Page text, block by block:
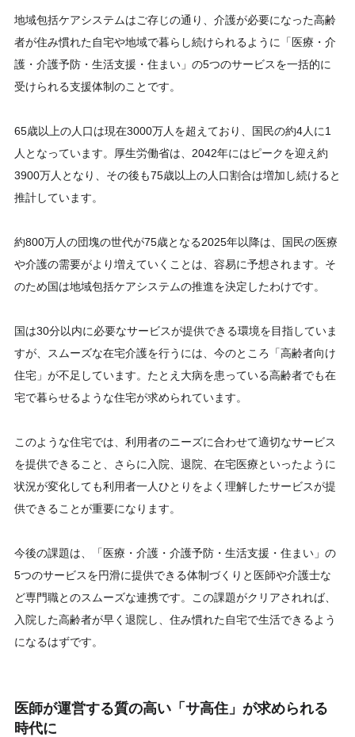
地域包括ケアシステムはご存じの通り、介護が必要になった高齢
者が住み慣れた自宅や地域で暮らし続けられるように「医療・介
護・介護予防・生活支援・住まい」の5つのサービスを一括的に
受けられる支援体制のことです。
65歳以上の人口は現在3000万人を超えており、国民の約4人に1
人となっています。厚生労働省は、2042年にはピークを迎え約
3900万人となり、その後も75歳以上の人口割合は増加し続けると
推計しています。
約800万人の団塊の世代が75歳となる2025年以降は、国民の医療
や介護の需要がより増えていくことは、容易に予想されます。そ
のため国は地域包括ケアシステムの推進を決定したわけです。
国は30分以内に必要なサービスが提供できる環境を目指していま
すが、スムーズな在宅介護を行うには、今のところ「高齢者向け
住宅」が不足しています。たとえ大病を患っている高齢者でも在
宅で暮らせるような住宅が求められています。
このような住宅では、利用者のニーズに合わせて適切なサービス
を提供できること、さらに入院、退院、在宅医療といったように
状況が変化しても利用者一人ひとりをよく理解したサービスが提
供できることが重要になります。
今後の課題は、「医療・介護・介護予防・生活支援・住まい」の
5つのサービスを円滑に提供できる体制づくりと医師や介護士な
ど専門職とのスムーズな連携です。この課題がクリアされれば、
入院した高齢者が早く退院し、住み慣れた自宅で生活できるよう
になるはずです。
医師が運営する質の高い 「サ高住」 が求められる
時代に